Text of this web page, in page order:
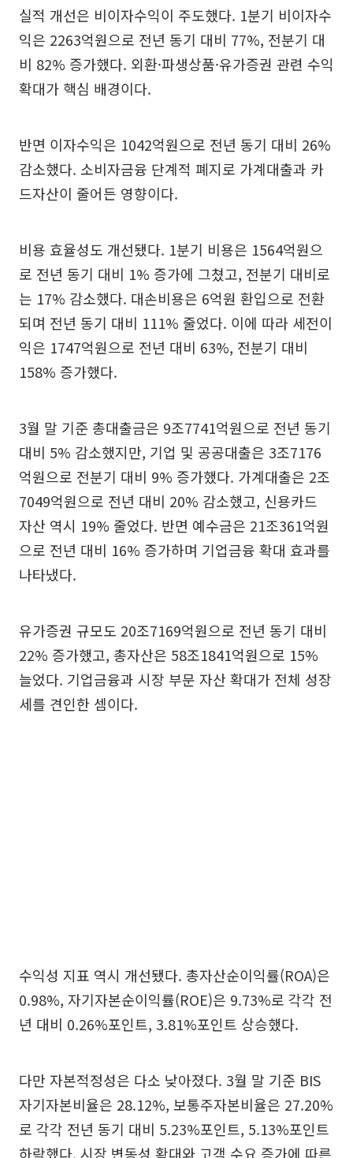
실적 개선은 비이자수익이 주도했다. 1분기 비이자수
익은 2263억원으로 전년 동기 대비 77%, 전분기 대
비 82% 증가했다. 외환·파생상품·유가증권 관련 수익
확대가 핵심 배경이다.
반면 이자수익은 1042억원으로 전년 동기 대비 26%
감소했다. 소비자금융 단계적 폐지로 가계대출과 카
드자산이 줄어든 영향이다.
비용 효율성도 개선됐다. 1분기 비용은 1564억원으
로 전년 동기 대비 1% 증가에 그쳤고, 전분기 대비로
는 17% 감소했다. 대손비용은 6억원 환입으로 전환
되며 전년 동기 대비 111% 줄었다. 이에 따라 세전이
익은 1747억원으로 전년 대비 63%, 전분기 대비
158% 증가했다.
3월 말 기준 총대출금은 9조7741억원으로 전년 동기
대비 5% 감소했지만, 기업 및 공공대출은 3조7176
억원으로 전분기 대비 9% 증가했다. 가계대출은 2조
7049억원으로 전년 대비 20% 감소했고, 신용카드
자산 역시 19% 줄었다. 반면 예수금은 21조361억원
으로 전년 대비 16% 증가하며 기업금융 확대 효과를
나타냈다.
유가증권 규모도 20조7169억원으로 전년 동기 대비
22% 증가했고, 총자산은 58조1841억원으로 15%
늘었다. 기업금융과 시장 부문 자산 확대가 전체 성장
세를 견인한 셈이다.
수익성 지표 역시 개선됐다. 총자산순이익률(ROA)은
0.98%, 자기자본순이익률(ROE)은 9.73%로 각각 전
년 대비 0.26%포인트, 3.81%포인트 상승했다.
다만 자본적정성은 다소 낮아졌다. 3월 말 기준 BIS
자기자본비율은 28.12%, 보통주자본비율은 27.20%
로 각각 전년 동기 대비 5.23%포인트, 5.13%포인트
하락했다. 시장 변동성 확대와 고객 수요 증가에 따른